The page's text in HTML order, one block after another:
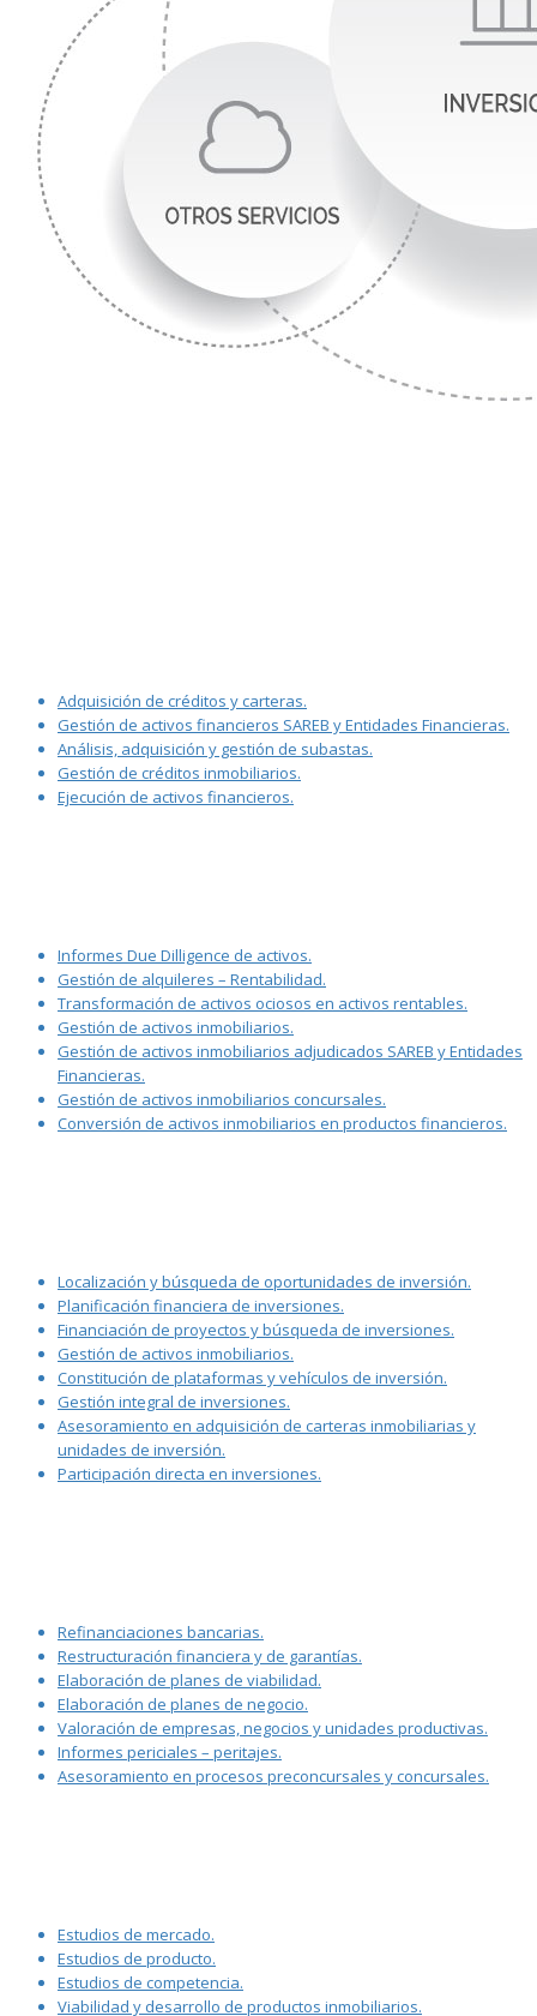
Adquisición de créditos y carteras.
Gestión de activos financieros SAREB y Entidades Financieras.
Análisis, adquisición y gestión de subastas.
Gestión de créditos inmobiliarios.
Ejecución de activos financieros.
Informes Due Dilligence de activos.
Gestión de alquileres – Rentabilidad.
Transformación de activos ociosos en activos rentables.
Gestión de activos inmobiliarios.
Gestión de activos inmobiliarios adjudicados SAREB y Entidades
Financieras.
Gestión de activos inmobiliarios concursales.
Conversión de activos inmobiliarios en productos financieros.
Localización y búsqueda de oportunidades de inversión.
Planificación financiera de inversiones.
Financiación de proyectos y búsqueda de inversiones.
Gestión de activos inmobiliarios.
Constitución de plataformas y vehículos de inversión.
Gestión integral de inversiones.
Asesoramiento en adquisición de carteras inmobiliarias y
unidades de inversión.
Participación directa en inversiones.
Refinanciaciones bancarias.
Restructuración financiera y de garantías.
Elaboración de planes de viabilidad.
Elaboración de planes de negocio.
Valoración de empresas, negocios y unidades productivas.
Informes periciales – peritajes.
Asesoramiento en procesos preconcursales y concursales.
Estudios de mercado.
Estudios de producto.
Estudios de competencia.
Viabilidad y desarrollo de productos inmobiliarios.